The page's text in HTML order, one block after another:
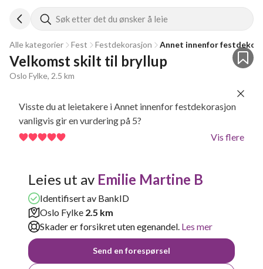
Søk etter det du ønsker å leie
Alle kategorier Fest Festdekorasjon Annet innenfor
Velkomst skilt til bryllup
Oslo Fylke, 2.5 km
Visste du at leietakere i Annet innenfor festdekorasjon
vanligvis gir en vurdering på 5?
Vis flere
Leies ut av Emilie Martine B
Identifisert av BankID
Oslo Fylke 2.5 km
Skader er forsikret uten egenandel. Les mer
Send en forespørsel